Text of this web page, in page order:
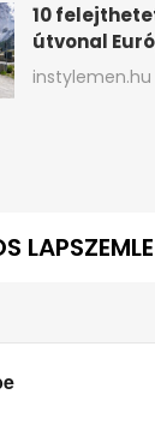
10
útvonal
partok,
instylemen.hu
LAPSZEMLE